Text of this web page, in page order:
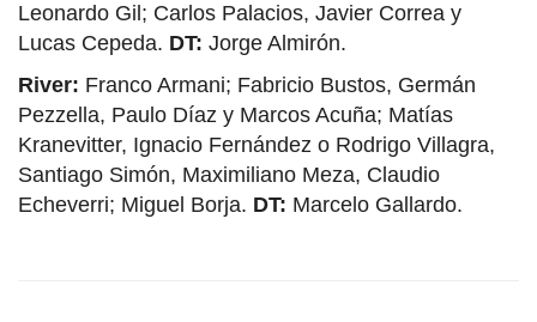
Leonardo Gil; Carlos Palacios, Javier Correa y
Lucas Cepeda. DT: Jorge Almirón.
River: Franco Armani; Fabricio Bustos, Germán
Pezzella, Paulo Díaz y Marcos Acuña; Matías
Kranevitter, Ignacio Fernández o Rodrigo Villagra,
Santiago Simón, Maximiliano Meza, Claudio
Echeverri; Miguel Borja. DT: Marcelo Gallardo.